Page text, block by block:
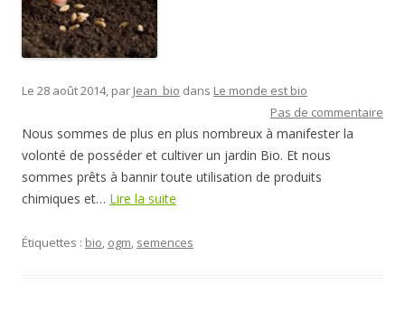
Le 28 août 2014, par Jean_bio dans Le monde est bio
Pas de commentaire
Nous sommes de plus en plus nombreux à manifester la
volonté de posséder et cultiver un jardin Bio. Et nous
sommes prêts à bannir toute utilisation de produits
chimiques et… Lire la suite
Étiquettes : bio, ogm, semences